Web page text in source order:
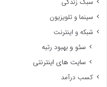
سبک زندگی
سینما و تلویزیون
شبکه و اینترنت
سئو و بهبود رتبه
سایت های اینترنتی
کسب درآمد